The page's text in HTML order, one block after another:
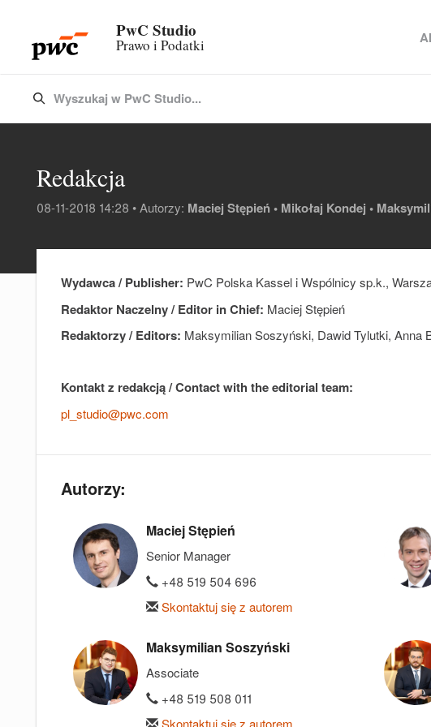
PwC Studio
Prawo i Podatki
Wyszukaj w PwC Studio...
Redakcja
08-11-2018 14:28 • Autorzy: Maciej Stępień • Mikołaj Kondej •
Wydawca / Publisher: PwC Polska Kassel i Wspólnicy sp.k.,
Redaktor Naczelny / Editor in Chief: Maciej Stępień
Redaktorzy / Editors: Maksymilian Soszyński, Dawid Tylutki, Anna
Kontakt z redakcją / Contact with the editorial team:
pl_studio@pwc.com
Autorzy:
Maciej Stępień
Senior Manager
+48 519 504 696
Skontaktuj się z autorem
Maksymilian Soszyński
Associate
+48 519 508 011
Skontaktuj się z autorem